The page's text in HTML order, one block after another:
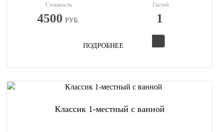
Стоимость
4500 РУБ.
Гостей
1
ПОДРОБНЕЕ
Классик 1-местный с ванной